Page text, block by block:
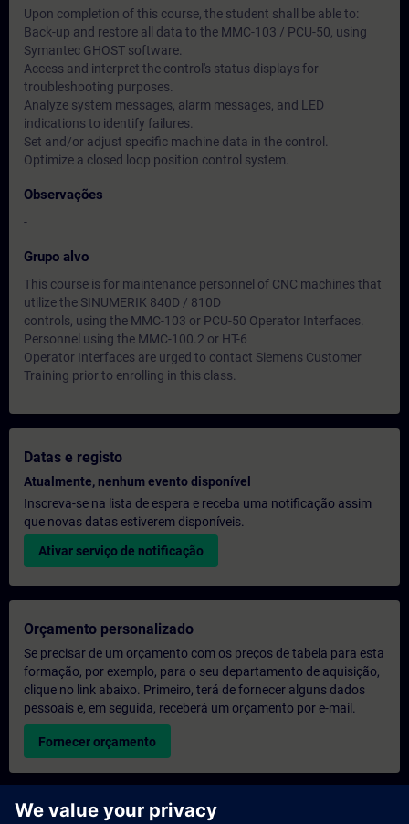
Upon completion of this course, the student shall be able to:
Back-up and restore all data to the MMC-103 / PCU-50, using
Symantec GHOST software.
Access and interpret the control's status displays for
troubleshooting purposes.
Analyze system messages, alarm messages, and LED
indications to identify failures.
Set and/or adjust specific machine data in the control.
Optimize a closed loop position control system.
Observações
-
Grupo alvo
This course is for maintenance personnel of CNC machines that
utilize the SINUMERIK 840D / 810D
controls, using the MMC-103 or PCU-50 Operator Interfaces.
Personnel using the MMC-100.2 or HT-6
Operator Interfaces are urged to contact Siemens Customer
Training prior to enrolling in this class.
Datas e registo
Atualmente, nenhum evento disponível
Inscreva-se na lista de espera e receba uma notificação assim
que novas datas estiverem disponíveis.
Ativar serviço de notificação
Orçamento personalizado
Se precisar de um orçamento com os preços de tabela para esta
formação, por exemplo, para o seu departamento de aquisição,
clique no link abaixo. Primeiro, terá de fornecer alguns dados
pessoais e, em seguida, receberá um orçamento por e-mail.
Fornecer orçamento
Pedido de informações sobre formação exclusiva